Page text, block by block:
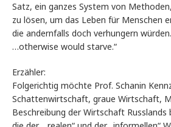
Satz, ein ganzes System von
zu lösen, um das Leben für Menschen
die andernfalls doch verhungern
…otherwise would starve.“
Erzähler:
Folgerichtig möchte Prof. Schanin
Schattenwirtschaft, graue Wirtschaft,
Beschreibung der Wirtschaft